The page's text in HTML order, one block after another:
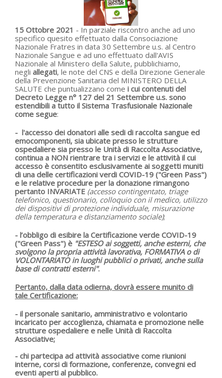
15 Ottobre 2021 - In parziale riscontro anche ad uno
specifico quesito effettuato dalla Consociazione
Nazionale Fratres in data 30 Settembre u.s. al Centro
Nazionale Sangue e ad uno effettuato dall'AVIS
Nazionale al Ministero della Salute, pubblichiamo,
negli allegati, le note del CNS e della Direzione Generale
della Prevenzione Sanitaria del MINISTERO DELLA
SALUTE che puntualizzano come i cui contenuti del
Decreto Legge n° 127 del 21 Settembre u.s. sono
estendibili a tutto il Sistema Trasfusionale Nazionale
come segue:
- l'accesso dei donatori alle sedi di raccolta sangue ed
emocomponenti, sia ubicate presso le strutture
ospedaliere sia presso le Unità di Raccolta Associative,
continua a NON rientrare tra i servizi e le attività il cui
accesso è consentito esclusivamente ai soggetti muniti
di una delle certificazioni verdi COVID-19 ("Green Pass")
e le relative procedure per la donazione rimangono
pertanto INVARIATE (accesso contingentato, triage
telefonico, questionario, colloquio con il medico, utilizzo
dei dispositivi di protezione individuale, misurazione
della temperatura e distanziamento sociale);
- l’obbligo di esibire la Certificazione verde COVID-19
("Green Pass") è "ESTESO ai soggetti, anche esterni, che
svolgono la propria attività lavorativa, FORMATIVA o di
VOLONTARIATO in luoghi pubblici o privati, anche sulla
base di contratti esterni".
Pertanto, dalla data odierna, dovrà essere munito di
tale Certificazione:
- il personale sanitario, amministrativo e volontario
incaricato per accoglienza, chiamata e promozione nelle
strutture ospedaliere e nelle Unità di Raccolta
Associative;
- chi partecipa ad attività associative come riunioni
interne, corsi di formazione, conferenze, convegni ed
eventi aperti al pubblico.